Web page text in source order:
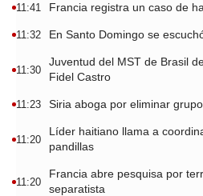
11:41 Francia registra un caso de
11:32 En Santo Domingo se
11:30
Juventud del MST de Brasil
Fidel Castro
11:23 Siria aboga por eliminar
11:20
Líder haitiano llama a
pandillas
11:20
Francia abre pesquisa por
separatista